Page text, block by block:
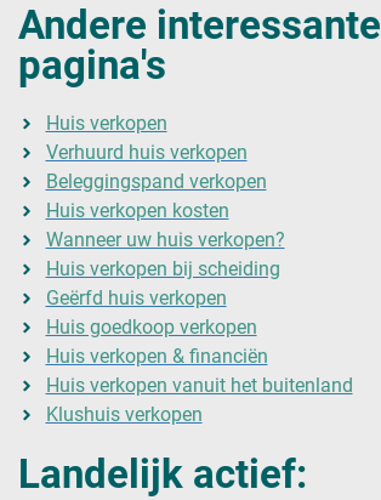
Andere interessante
pagina's
Huis verkopen
Verhuurd huis verkopen
Beleggingspand verkopen
Huis verkopen kosten
Wanneer uw huis verkopen?
Huis verkopen bij scheiding
Geërfd huis verkopen
Huis goedkoop verkopen
Huis verkopen & financiën
Huis verkopen vanuit het buitenland
Klushuis verkopen
Landelijk actief: